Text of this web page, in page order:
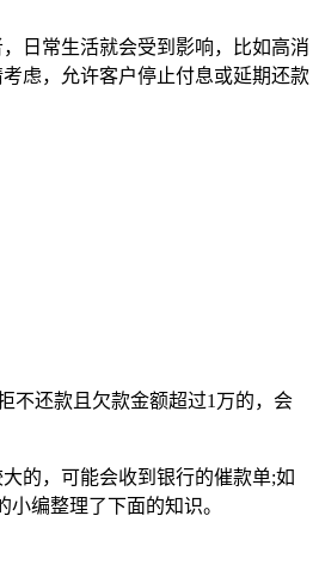
日常生活就会受到影响，比如高消
虑，允许客户停止付息或延期还款
不还款且欠款金额超过1万的，会
的，可能会收到银行的催款单;如
编整理了下面的知识。